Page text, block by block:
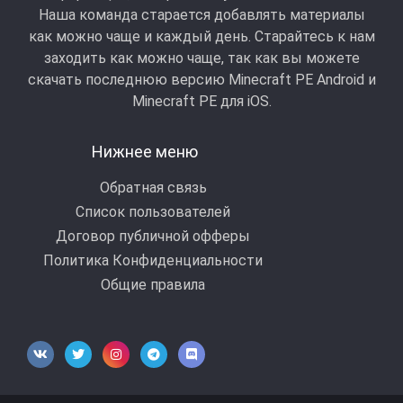
Наша команда старается добавлять материалы
как можно чаще и каждый день. Старайтесь к нам
заходить как можно чаще, так как вы можете
скачать последнюю версию Minecraft PE Android и
Minecraft РЕ для iOS.
Нижнее меню
Обратная связь
Список пользователей
Договор публичной офферы
Политика Конфиденциальности
Общие правила